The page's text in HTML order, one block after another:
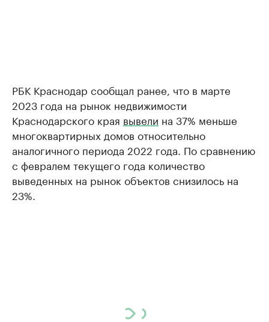
РБК Краснодар сообщал ранее, что в марте
2023 года на рынок недвижимости
Краснодарского края вывели на 37% меньше
многоквартирных домов относительно
аналогичного периода 2022 года. По сравнению
с февралем текущего года количество
выведенных на рынок объектов снизилось на
23%.